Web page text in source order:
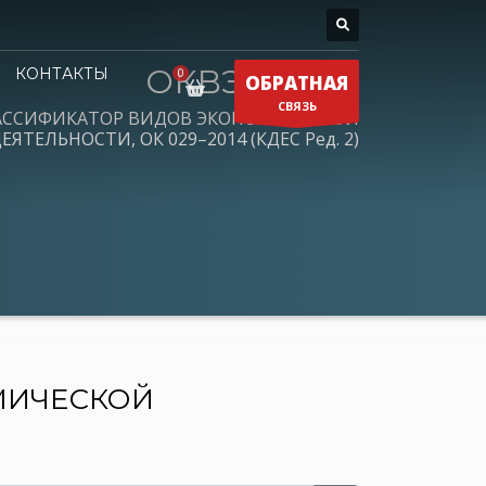
КОНТАКТЫ ОБРАТНАЯ
СВЯЗЬ
ОКВЭД 2026
ВИДОВ ЭКОНОМИЧЕСКОЙ
ОК 029–2014 (КДЕС Ред. 2)